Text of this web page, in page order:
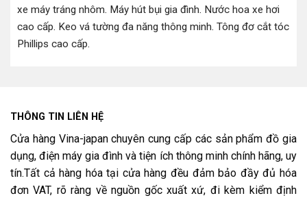
xe máy tráng nhôm. Máy hút bụi gia đình. Nước hoa xe hơi
cao cấp. Keo vá tường đa năng thông minh. Tông đơ cắt tóc
Phillips cao cấp.
THÔNG TIN LIÊN HỆ
Cửa hàng Vina-japan chuyên cung cấp các sản phẩm đồ gia
dụng, điện máy gia đình và tiện ích thông minh chính hãng, uy
tín.Tất cả hàng hóa tại cửa hàng đều đảm bảo đầy đủ hóa
đơn VAT, rõ ràng về nguồn gốc xuất xứ, đi kèm kiểm định